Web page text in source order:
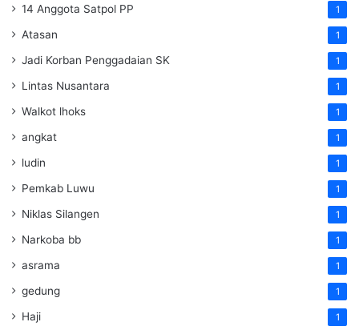
14 Anggota Satpol PP 1
Atasan 1
Jadi Korban Penggadaian SK 1
Lintas Nusantara 1
Walkot lhoks 1
angkat 1
ludin 1
Pemkab Luwu 1
Niklas Silangen 1
Narkoba bb 1
asrama 1
gedung 1
Haji 1